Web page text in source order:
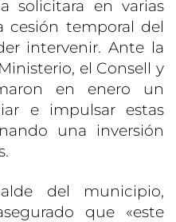
solicitara en varias
cesión temporal del
intervenir. Ante la
el Consell y
en enero un
e impulsar estas
una inversión
del municipio,
que «este